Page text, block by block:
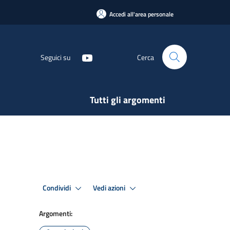
Accedi all'area personale
Seguici su Cerca
Tutti gli argomenti
Condividi Vedi azioni
Argomenti: